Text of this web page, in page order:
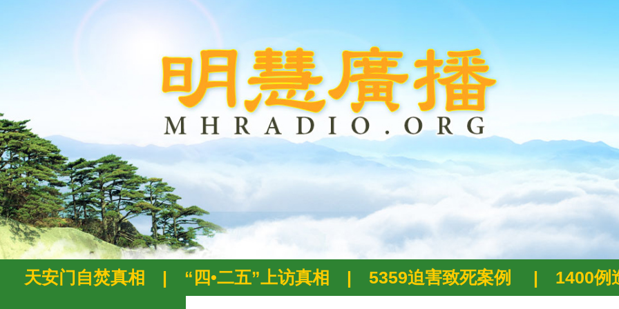
天安门自焚真相 | “四•二五”上访真相 | 5359迫害致死案例 | 1400例